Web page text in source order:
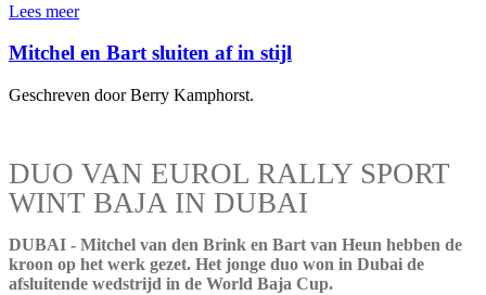
Lees meer
Mitchel en Bart sluiten af in stijl
Geschreven door Berry Kamphorst.
DUO VAN EUROL RALLY SPORT
WINT BAJA IN DUBAI
DUBAI - Mitchel van den Brink en Bart van Heun hebben de
kroon op het werk gezet. Het jonge duo won in Dubai de
afsluitende wedstrijd in de World Baja Cup.